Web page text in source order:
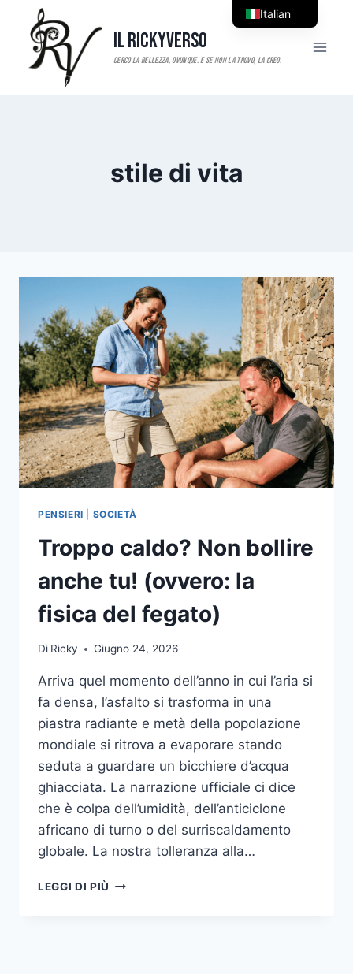
contenuto
Il RickyVerso
stile di vita
PENSIERI SOCIETÀ
Troppo caldo? Non bollire
anche tu! (ovvero: la
fisica del fegato)
Di Ricky Giugno 24, 2026
Arriva quel momento dell’anno in cui l’aria si
fa densa, l’asfalto si trasforma in una
piastra radiante e metà della popolazione
mondiale si ritrova a evaporare stando
seduta a guardare un bicchiere d’acqua
ghiacciata. La narrazione ufficiale ci dice
che è colpa dell’umidità, dell’anticiclone
africano di turno o del surriscaldamento
globale. La nostra tolleranza alla…
LEGGI DI PIÙ TROPPO
Italian